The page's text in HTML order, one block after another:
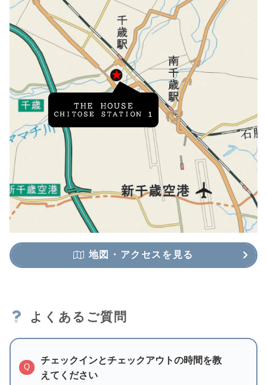
地図・アクセスを見る
よくあるご質問
Q
チェックインとチェックアウトの時間を教
えてください